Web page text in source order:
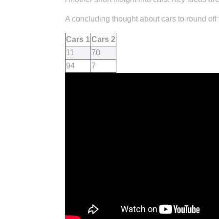
A concluding thought about cars to round off
Cars 1Cars 2
11
70
94
7